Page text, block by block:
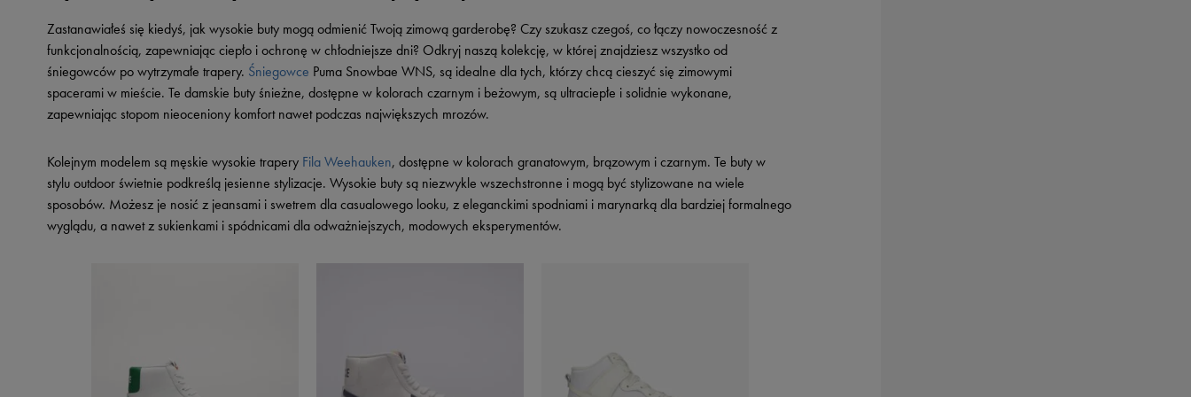
Zastanawiałeś się kiedyś, jak wysokie buty mogą odmienić Twoją zimową garderobę? Czy szukasz czegoś, co łączy nowoczesność z
funkcjonalnością, zapewniając ciepło i ochronę w chłodniejsze dni? Odkryj naszą kolekcję, w której znajdziesz wszystko od
śniegowców po wytrzymałe trapery. Śniegowce Puma Snowbae WNS, są idealne dla tych, którzy chcą cieszyć się zimowymi
spacerami w mieście. Te damskie buty śnieżne, dostępne w kolorach czarnym i beżowym, są ultraciepłe i solidnie wykonane,
zapewniając stopom nieoceniony komfort nawet podczas największych mrozów.
Kolejnym modelem są męskie wysokie trapery Fila Weehauken, dostępne w kolorach granatowym, brązowym i czarnym. Te buty w
stylu outdoor świetnie podkreślą jesienne stylizacje. Wysokie buty są niezwykle wszechstronne i mogą być stylizowane na wiele
sposobów. Możesz je nosić z jeansami i swetrem dla casualowego looku, z eleganckimi spodniami i marynarką dla bardziej formalnego
wyglądu, a nawet z sukienkami i spódnicami dla odważniejszych, modowych eksperymentów.